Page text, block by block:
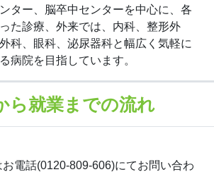
ター、脳卒中センターを中心に、各
た診療、外来では、内科、整形外
科、眼科、泌尿器科と幅広く気軽に
病院を目指しています。
ら就業までの流れ
電話(0120-809-606)にてお問い合わ